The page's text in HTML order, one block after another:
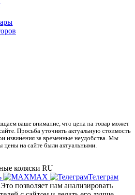
ваше внимание, что цена на товар может
Просьба уточнять актуальную стоимость
извинения за временные неудобства. Мы
цены на сайте были актуальными.
коляски RU
МАХ
Телеграм
позволяет нам анализировать